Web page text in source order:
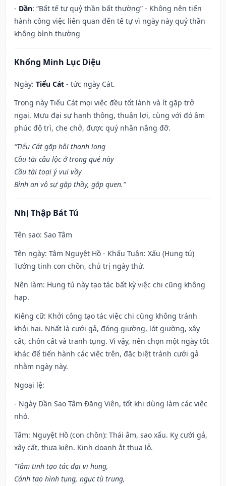
- Dần: “Bất tế tự quỷ thần bất thường” - Không nên tiến
hành công việc liên quan đến tế tự vì ngày này quỷ thần
không bình thường
Khổng Minh Lục Diệu
Ngày: Tiểu Cát - tức ngày Cát.
Trong này Tiểu Cát mọi việc đều tốt lành và ít gặp trở
ngại. Mưu đại sự hanh thông, thuận lợi, cùng với đó âm
phúc độ trì, che chở, được quý nhân nâng đỡ.
“Tiểu Cát gặp hội thanh long
Cầu tài cầu lộc ở trong quẻ này
Cầu tài toại ý vui vầy
Bình an vô sự gặp thầy, gặp quen.”
Nhị Thập Bát Tú
Tên sao: Sao Tâm
Tên ngày: Tâm Nguyệt Hồ - Khấu Tuân: Xấu (Hung tú)
Tướng tinh con chồn, chủ trị ngày thứ.
Nên làm: Hung tú này tạo tác bất kỳ việc chi cũng không
hạp.
Kiêng cữ: Khởi công tạo tác việc chi cũng không tránh
khỏi hại. Nhất là cưới gả, đóng giường, lót giường, xây
cất, chôn cất và tranh tụng. Vì vậy, nên chọn một ngày tốt
khác để tiến hành các việc trên, đặc biệt tránh cưới gả
nhằm ngày này.
Ngoại lệ:
- Ngày Dần Sao Tâm Đăng Viên, tốt khi dùng làm các việc
nhỏ.
Tâm: Nguyệt Hồ (con chồn): Thái âm, sao xấu. Kỵ cưới gả,
xây cất, thưa kiện. Kinh doanh ắt thua lỗ.
“Tâm tinh tạo tác đại vi hung,
Cánh tao hình tụng, ngục tù trung,